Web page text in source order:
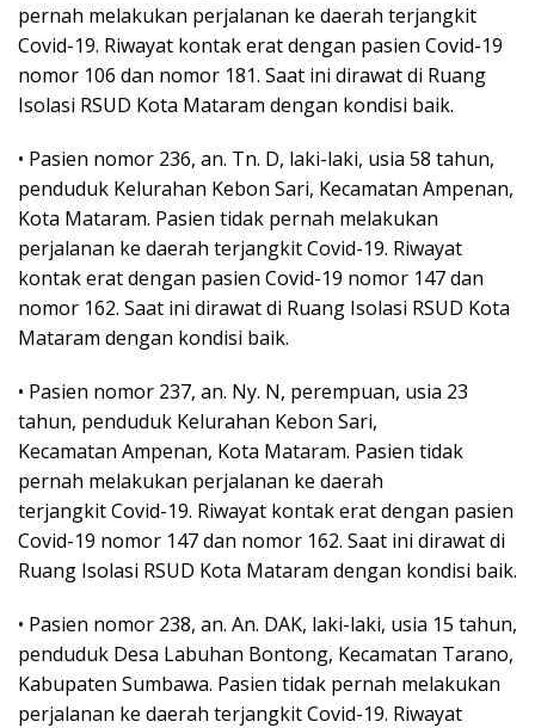
pernah melakukan perjalanan ke daerah terjangkit
Covid-19. Riwayat kontak erat dengan pasien Covid-19
nomor 106 dan nomor 181. Saat ini dirawat di Ruang
Isolasi RSUD Kota Mataram dengan kondisi baik.
• Pasien nomor 236, an. Tn. D, laki-laki, usia 58 tahun,
penduduk Kelurahan Kebon Sari, Kecamatan Ampenan,
Kota Mataram. Pasien tidak pernah melakukan
perjalanan ke daerah terjangkit Covid-19. Riwayat
kontak erat dengan pasien Covid-19 nomor 147 dan
nomor 162. Saat ini dirawat di Ruang Isolasi RSUD Kota
Mataram dengan kondisi baik.
• Pasien nomor 237, an. Ny. N, perempuan, usia 23
tahun, penduduk Kelurahan Kebon Sari,
Kecamatan Ampenan, Kota Mataram. Pasien tidak
pernah melakukan perjalanan ke daerah
terjangkit Covid-19. Riwayat kontak erat dengan pasien
Covid-19 nomor 147 dan nomor 162. Saat ini dirawat di
Ruang Isolasi RSUD Kota Mataram dengan kondisi baik.
• Pasien nomor 238, an. An. DAK, laki-laki, usia 15 tahun,
penduduk Desa Labuhan Bontong, Kecamatan Tarano,
Kabupaten Sumbawa. Pasien tidak pernah melakukan
perjalanan ke daerah terjangkit Covid-19. Riwayat